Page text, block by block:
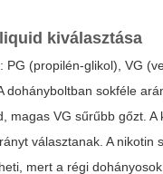
kiválasztása
PG (propilén-glikol), VG
dohányboltban sokféle
magas VG sűrűbb gőzt. A
választanak. A nikotin
mert a régi